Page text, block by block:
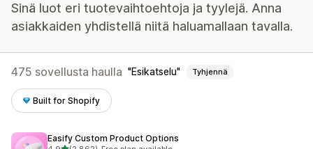
Sinä luot eri tuotevaihtoehtoja ja tyylejä. Anna
asiakkaiden yhdistellä niitä haluamallaan tavalla.
475 sovellusta haulla Esikatselu Tyhjennä
Built for Shopify
Easify Custom Product Options